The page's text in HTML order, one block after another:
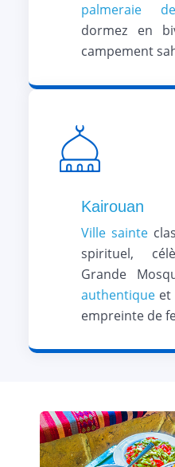
palmeraie
dormez en
campement
Kairouan
Ville sainte
spirituel,
Grande
authentiqueet
empreinte de